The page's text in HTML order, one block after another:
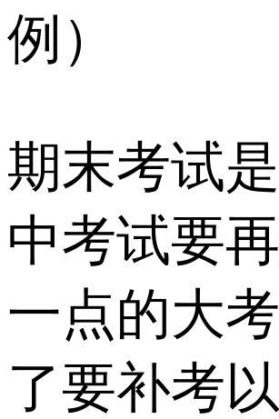
例）
期末考试
中考试要
一点的大
了要补考